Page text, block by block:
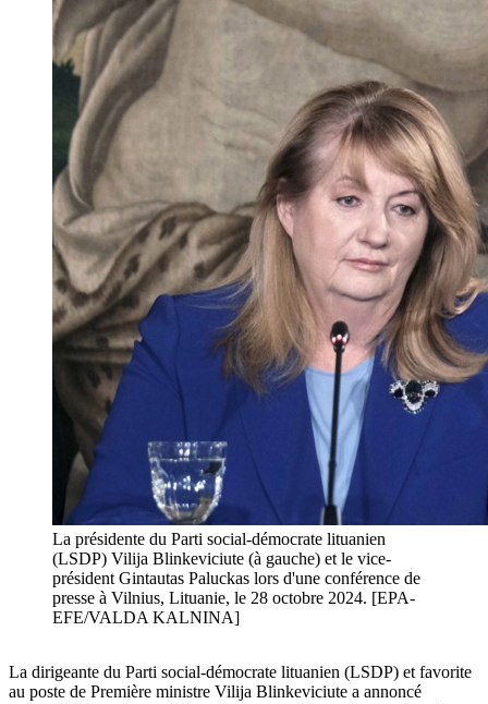
La présidente du Parti social-démocrate lituanien
(LSDP) Vilija Blinkeviciute (à gauche) et le vice-
président Gintautas Paluckas lors d'une conférence de
presse à Vilnius, Lituanie, le 28 octobre 2024. [EPA-
EFE/VALDA KALNINA]
La dirigeante du Parti social-démocrate lituanien (LSDP) et favorite
au poste de Première ministre Vilija Blinkeviciute a annoncé